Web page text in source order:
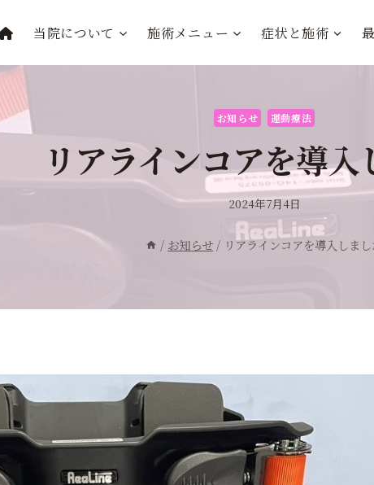
当院について 施術メニュー 症状と施術
お知らせ 運動療法
リアラインコアを導入
2024年7月4日
/ お知らせ / リアラインコアを導入しまし